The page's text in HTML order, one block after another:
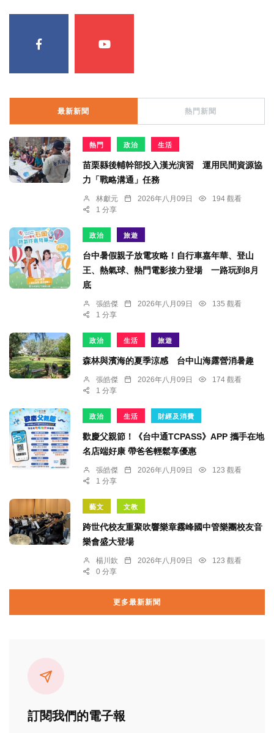
最新新聞 熱門新聞
熱門 政治 生活
苗栗縣後輔幹部投入漢光演習 運用民間資源協
力「戰略溝通」任務
林獻元 2026年八月09日
194 觀看
1 分享
政治 旅遊
台中暑假親子放電攻略！自行車嘉年華、登山
王、熱氣球、熱門電影接力登場 一路玩到8月
底
張皓傑 2026年八月09日
135 觀看
1 分享
政治 生活 旅遊
森林與濱海的夏季涼感 台中山海露營消暑趣
張皓傑 2026年八月09日
174 觀看
1 分享
政治 生活 財經及消費
歡慶父親節！《台中通TCPASS》APP 攜手在地
名店端好康 帶爸爸輕鬆享優惠
張皓傑 2026年八月09日
123 觀看
1 分享
藝文 文教
跨世代校友重聚吹響樂章霧峰國中管樂團校友音
樂會盛大登場
楊川欽 2026年八月09日
123 觀看
0 分享
更多最新新聞
訂閱我們的電子報